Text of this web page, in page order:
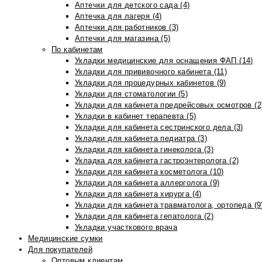
Аптечки для детского сада (4)
Аптечка для лагеря (4)
Аптечки для работников (3)
Аптечки для магазина (5)
По кабинетам
Укладки медицинские для оснащения ФАП (14)
Укладки для прививочного кабинета (11)
Укладки для процедурных кабинетов (9)
Укладки для стоматологии (5)
Укладки для кабинета предрейсовых осмотров
Укладки в кабинет терапевта (5)
Укладки для кабинета сестринского дела (3)
Укладки для кабинета педиатра (3)
Укладки для кабинета гинеколога (3)
Укладка для кабинета гастроэнтеролога (2)
Укладки для кабинета косметолога (10)
Укладки для кабинета аллерголога (9)
Укладки для кабинета хирурга (4)
Укладки для кабинета травматолога, ортопеда
Укладки для кабинета гепатолога (2)
Укладки участкового врача
Медицинские сумки
Для покупателей